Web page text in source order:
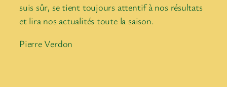
suis sûr, se tient toujours attentif à nos résultats
et lira nos actualités toute la saison.
Pierre Verdon